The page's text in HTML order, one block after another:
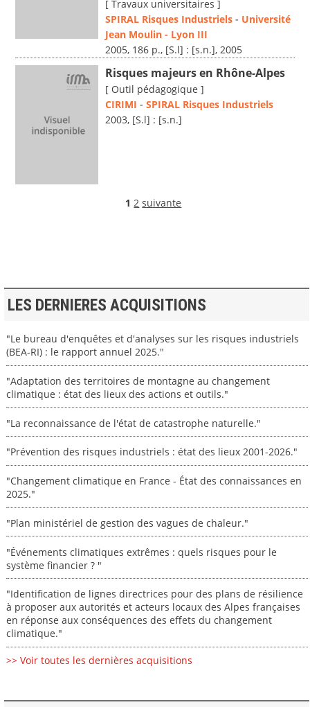
[ Travaux universitaires ]
SPIRAL Risques Industriels - Université
Jean Moulin - Lyon III
2005, 186 p., [S.l] : [s.n.], 2005
Risques majeurs en Rhône-Alpes
[ Outil pédagogique ]
CIRIMI - SPIRAL Risques Industriels
2003, [S.l] : [s.n.]
1 2 suivante
LES DERNIERES ACQUISITIONS
"Le bureau d'enquêtes et d'analyses sur les risques industriels
(BEA-RI) : le rapport annuel 2025."
"Adaptation des territoires de montagne au changement
climatique : état des lieux des actions et outils."
"La reconnaissance de l'état de catastrophe naturelle."
"Prévention des risques industriels : état des lieux 2001-2026."
"Changement climatique en France - État des connaissances en
2025."
"Plan ministériel de gestion des vagues de chaleur."
"Événements climatiques extrêmes : quels risques pour le
système financier ? "
"Identification de lignes directrices pour des plans de résilience
à proposer aux autorités et acteurs locaux des Alpes françaises
en réponse aux conséquences des effets du changement
climatique."
>> Voir toutes les dernières acquisitions